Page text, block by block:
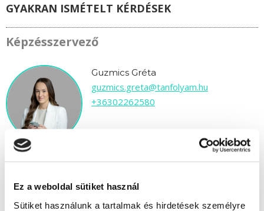
Ez a weboldal sütiket használ
Sütiket használunk a tartalmak és hirdetések személyre
GYAKRAN ISMÉTELT KÉRDÉSEK
Képzésszervező
Guzmics Gréta
guzmics.greta@tanfolyam.hu
+36302262580
" C " csoport